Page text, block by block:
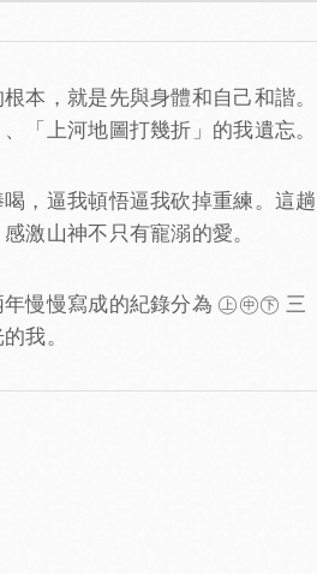
本，就是先與身體和自己和諧。
「上河地圖打幾折」的我遺忘。
，逼我頓悟逼我砍掉重練。這趟
激山神不只有寵溺的愛。
慢慢寫成的紀錄分為 ㊤㊥㊦ 三
我。